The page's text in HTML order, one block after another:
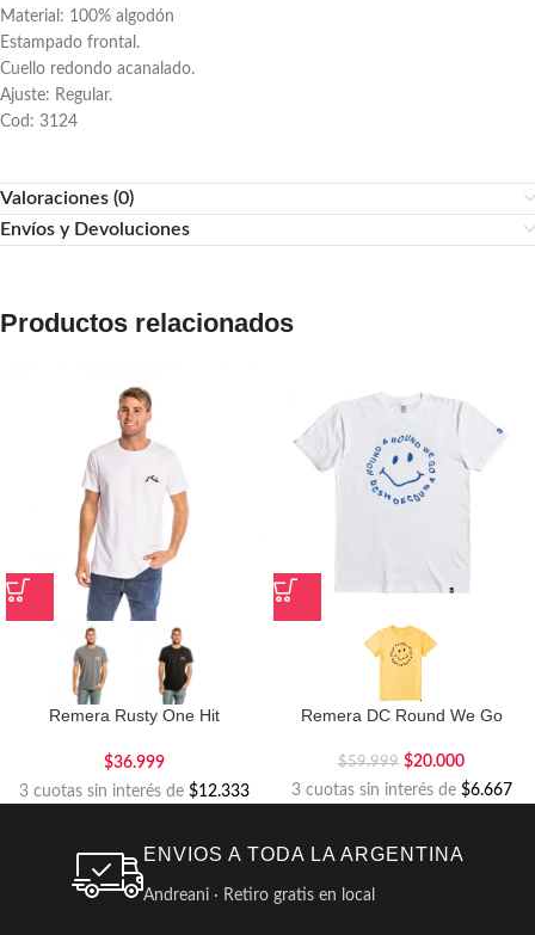
Material: 100% algodón
Estampado frontal.
Cuello redondo acanalado.
Ajuste: Regular.
Cod: 3124
Valoraciones (0)
Envíos y Devoluciones
Productos relacionados
Remera Rusty One Hit
$36.999
3 cuotas sin interés de $12.333
Remera DC Round We Go
$59.999 $20.000
3 cuotas sin interés de $6.667
ENVIOS A TODA LA ARGENTINA
Andreani · Retiro gratis en local